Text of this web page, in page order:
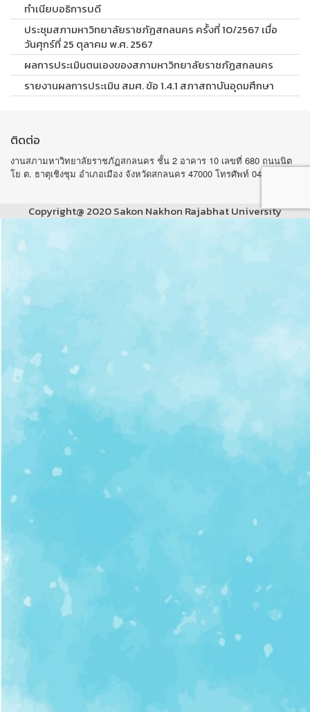
ทำเนียบอธิการบดี
ประชุมสภามหาวิทยาลัยราชภัฏสกลนคร ครั้งที่ 10/2567 เมื่อ
วันศุกร์ที่ 25 ตุลาคม พ.ศ. 2567
ผลการประเมินตนเองของสภามหาวิทยาลัยราชภัฏสกลนคร
รายงานผลการประเมิน สมศ. ข้อ 1.4.1 สภาสถาบันอุดมศึกษา
ติดต่อ
งานสภามหาวิทยาลัยราชภัฏสกลนคร ชั้น 2 อาคาร 10 เลขที่ 680 ถนนนิต
โย ต. ธาตุเชิงชุม อำเภอเมือง จังหวัดสกลนคร 47000 โทรศัพท์ 042-970105
Copyright@ 2020 Sakon Nakhon Rajabhat University